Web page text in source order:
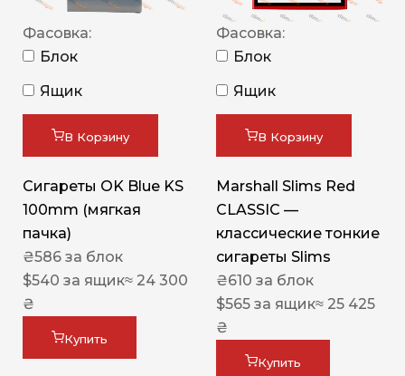
Фасовка:
Блок
Ящик
В Корзину
Сигареты OK Blue KS
100mm (мягкая
пачка)
₴586 за блок
$540 за ящик≈ 24 300
₴
Купить
Фасовка:
Блок
Ящик
В Корзину
Marshall Slims Red
CLASSIC —
классические тонкие
сигареты Slims
₴610 за блок
$565 за ящик≈ 25 425
₴
Купить